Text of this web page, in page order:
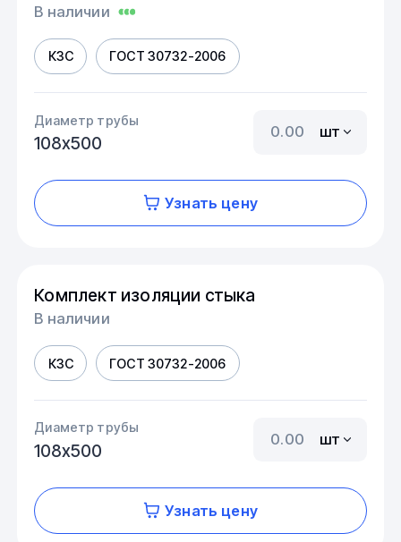
В наличии
КЗС ГОСТ 30732-2006
Диаметр трубы
108х500
шт
Узнать цену
Комплект изоляции стыка
В наличии
КЗС ГОСТ 30732-2006
Диаметр трубы
108х500
шт
Узнать цену